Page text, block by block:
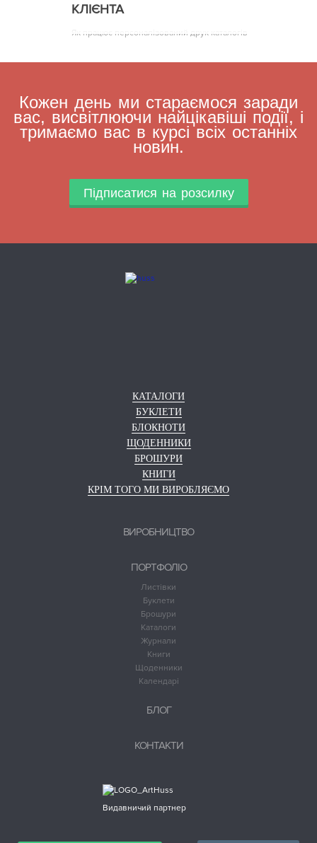
КЛІЄНТА
Як працює персоналізований друк каталогів
Кожен день ми стараємося заради
вас, висвітлюючи найцікавіші події, і
тримаємо вас в курсі всіх останніх
новин.
Підписатися на розсилку
КАТАЛОГИ
БУКЛЕТИ
БЛОКНОТИ
ЩОДЕННИКИ
БРОШУРИ
КНИГИ
КРІМ ТОГО МИ ВИРОБЛЯЄМО
ВИРОБНИЦТВО
ПОРТФОЛІО
Листівки
Буклети
Брошури
Каталоги
Журнали
Книги
Щоденники
Календарі
БЛОГ
КОНТАКТИ
Видавничий партнер